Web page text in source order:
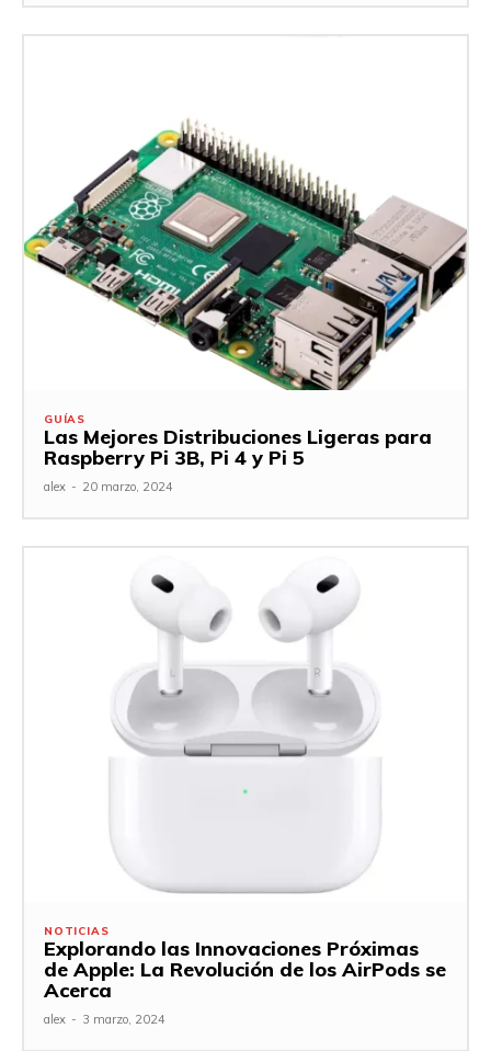
GUÍAS
Las Mejores Distribuciones Ligeras para
Raspberry Pi 3B, Pi 4 y Pi 5
alex - 20 marzo, 2024
NOTICIAS
Explorando las Innovaciones Próximas
de Apple: La Revolución de los AirPods se
Acerca
alex - 3 marzo, 2024